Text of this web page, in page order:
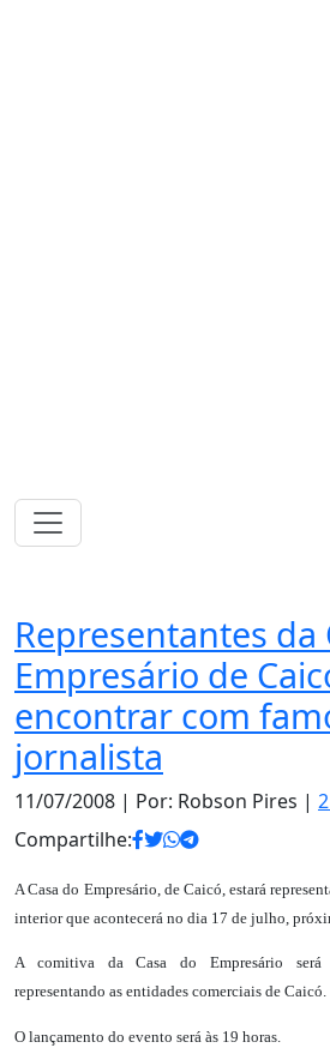
Representantes da
Empresário de
encontrar com
jornalista
11/07/2008 | Por: Robson Pires |
Compartilhe:
A Casa do Empresário, de Caicó, estará
interior que acontecerá no dia 17 de julho,
A comitiva da Casa do Empresário será
representando as entidades comerciais de Caicó.
O lançamento do evento será às 19 horas.